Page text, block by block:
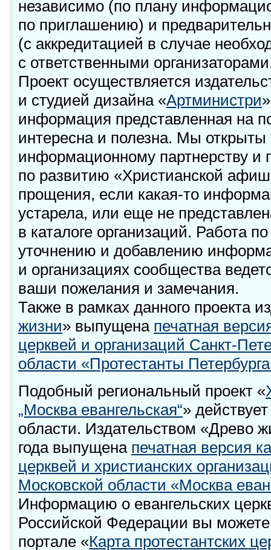
независимо (по плану
по приглашению) и
(с аккредитацией в случае
с ответственными
Проект осуществляется
и студией дизайна «Артминистри
информация представленная на
интересна и полезна. Мы открыты
информационному партнерству и
по развитию «Христианской
прощения, если какая-то
устарела, или еще не
в каталоге организаций. Работа
уточнению и добавлению
и организациях сообщества
ваши пожелания и замечания.
Также в рамках данного проекта
жизни» выпущена печатная
церквей и организаций Санкт-
области «Протестанты
Подобный региональный проект «
„Москва евангельская“»
области. Издательством «Древо
года выпущена печатная версия
церквей и христианских
Московской области «Москва
Информацию о евангельских
Российской Федерации вы
портале «Карта протестантских